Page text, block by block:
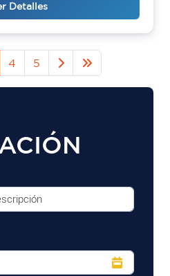
Detalles
4 5